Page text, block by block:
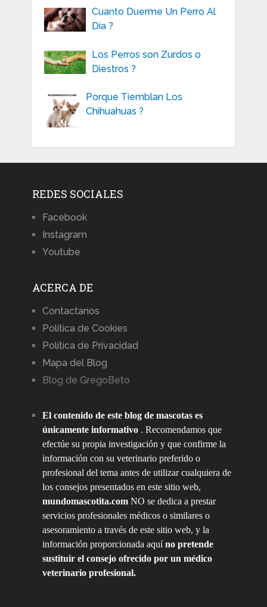
Cuanto Duerme Un Perro Al
Día ?
Los Perros son Zurdos o
Diestros ?
Porque Tiemblan Los
Chihuahuas ?
REDES SOCIALES
Facebook
Instagram
Youtube
ACERCA DE
Contactanos
Política de Cookies
Política de Privacidad
Mapa del Blog
Blog de GregoBeto
El contenido de este blog de mascotas es
únicamente informativo. Recomendamos que
efectúe su propia investigación y que confirme la
información con su veterinario preferido o
profesional del tema antes de utilizar cualquiera de
los consejos presentados en este sitio web,
mundomascotita.comNO se dedica a prestar
servicios profesionales médicos o similares o
asesoramiento a través de este sitio web, y la
información proporcionada aquíno pretende
sustituir el consejo ofrecido por un médico
veterinario profesional.